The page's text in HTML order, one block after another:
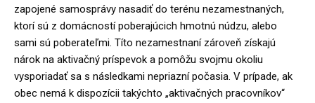
zapojené samosprávy nasadiť do terénu nezamestnaných,
ktorí sú z domácností poberajúcich hmotnú núdzu, alebo
sami sú poberateľmi. Títo nezamestnaní zároveň získajú
nárok na aktivačný príspevok a pomôžu svojmu okoliu
vysporiadať sa s následkami nepriazní počasia. V prípade, ak
obec nemá k dispozícii takýchto „aktivačných pracovníkov“